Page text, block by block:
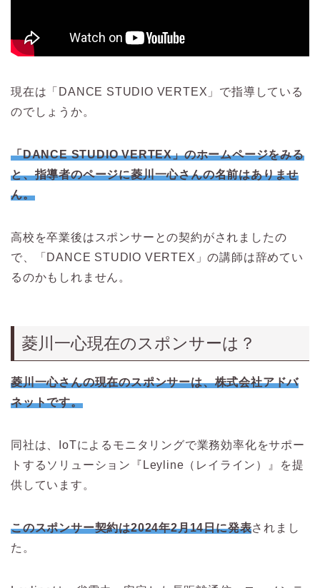
現在は「DANCE STUDIO VERTEX」で指導している
のでしょうか。
「DANCE STUDIO VERTEX」のホームページをみる
と、指導者のページに菱川一心さんの名前はありませ
ん。
高校を卒業後はスポンサーとの契約がされましたの
で、「DANCE STUDIO VERTEX」の講師は辞めてい
るのかもしれません。
菱川一心現在のスポンサーは？
菱川一心さんの現在のスポンサーは、株式会社アドバ
ネットです。
同社は、IoTによるモニタリングで業務効率化をサポー
トするソリューション『Leyline（レイライン）』を提
供しています。
このスポンサー契約は2024年2月14日に発表されまし
た。